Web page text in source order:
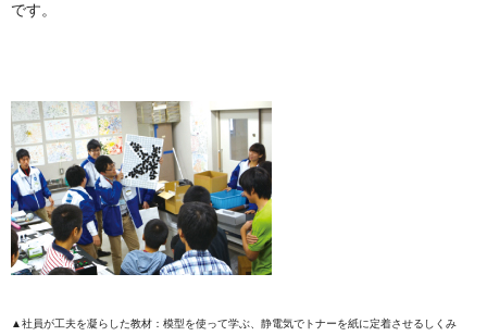
です。
▲社員が工夫を凝らした教材：模型を使って学ぶ、静電気でトナーを紙に定着させるしくみ